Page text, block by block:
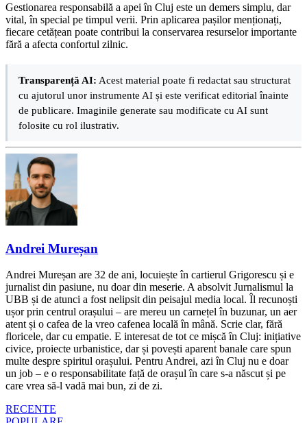
Gestionarea responsabilă a apei în Cluj este un demers simplu, dar
vital, în special pe timpul verii. Prin aplicarea pașilor menționați,
fiecare cetățean poate contribui la conservarea resurselor importante
fără a afecta confortul zilnic.
Transparență AI: Acest material poate fi redactat sau structurat
cu ajutorul unor instrumente AI și este verificat editorial înainte
de publicare. Imaginile generate sau modificate cu AI sunt
folosite cu rol ilustrativ.
Andrei Mureșan
Andrei Mureșan are 32 de ani, locuiește în cartierul Grigorescu și e
jurnalist din pasiune, nu doar din meserie. A absolvit Jurnalismul la
UBB și de atunci a fost nelipsit din peisajul media local. Îl recunoști
ușor prin centrul orașului – are mereu un carnețel în buzunar, un aer
atent și o cafea de la vreo cafenea locală în mână. Scrie clar, fără
floricele, dar cu empatie. E interesat de tot ce mișcă în Cluj: inițiative
civice, proiecte urbanistice, dar și povești aparent banale care spun
multe despre spiritul orașului. Pentru Andrei, azi în Cluj nu e doar
un job – e o responsabilitate față de orașul în care s-a născut și pe
care vrea să-l vadă mai bun, zi de zi.
RECENTE